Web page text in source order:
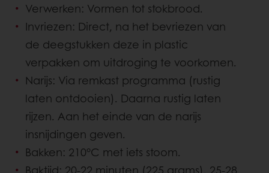
Verwerken: Vormen tot stokbrood.
Invriezen: Direct, na het bevriezen van
de deegstukken deze in plastic
verpakken om uitdroging te voorkomen.
Narijs: Via remkast programma (rustig
laten ontdooien). Daarna rustig laten
rijzen. Aan het einde van de narijs
insnijdingen geven.
Bakken: 210°C met iets stoom.